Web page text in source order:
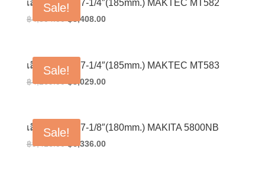
Sale!
เลื่อยวงเดือน 7-1/4″(185mm.) MAKTEC MT582
฿4,804.00
Original
฿4,804.00.
฿3,408.00Current
฿3,408.00.
Sale!
เลื่อยวงเดือน 7-1/4″(185mm.) MAKTEC MT583
฿4,269.00
Original
฿4,269.00.
3,029.00Current
฿3,029.00.
Sale!
เลื่อยวงเดือน 7-1/8″(180mm.) MAKITA 5800NB
฿9,416.00
Original
6,336.00Current